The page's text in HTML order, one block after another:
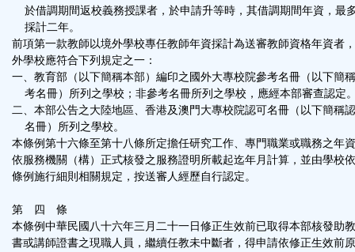
於借調期間返校義務授課者，於申請升等時，其借調期間年資，最
採計二年。
前項第一款教師以境外學校專任教師年資採計為送審教師資格年資者
外學校應符合下列規定之一：
一、教育部（以下簡稱本部）編印之國外大專校院參考名冊（以下簡
考名冊）所列之學校；非參考名冊所列之學校，應經本部審查認定
二、本部公告之大陸地區、香港及澳門大專校院認可名冊（以下簡稱
名冊）所列之學校。
本條例第十六條至第十八條所定擔任研究工作、專門職業或職務之年
依服務機關（構）正式核發之服務證明所載起迄年月計算，並由學校
條例施行細則相關規定，按送審人經歷自行認定。
第 四 條
本條例中華民國八十六年三月二十一日修正生效前已取得本部核發助
書或講師證書之現職人員，繼續任教未中斷者，得申請依修正生效前